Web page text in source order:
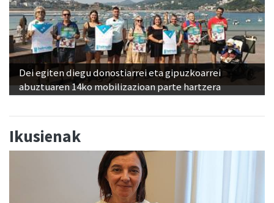
Dei egiten diegu donostiarrei eta gipuzkoarrei
abuztuaren 14ko mobilizazioan parte hartzera
Ikusienak